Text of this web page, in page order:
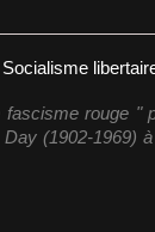
rouge "
(1902-1969)